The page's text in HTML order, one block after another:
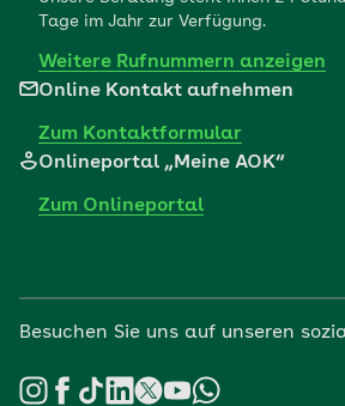
Tage im Jahr zur Verfügung.
Weitere Rufnummern anzeigen
Online Kontakt aufnehmen
Zum Kontaktformular
Onlineportal „Meine AOK“
Zum Onlineportal
Besuchen Sie uns auf unseren